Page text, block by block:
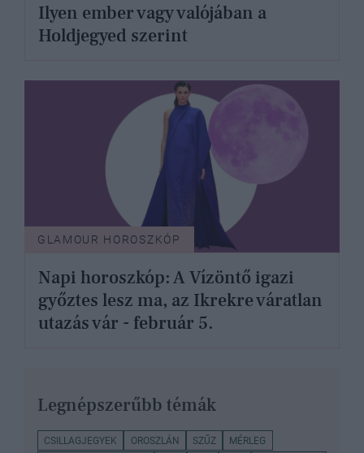
Ilyen ember vagy valójában a
Holdjegyed szerint
GLAMOUR HOROSZKÓP
Napi horoszkóp: A Vízöntő igazi
győztes lesz ma, az Ikrekre váratlan
utazás vár - február 5.
Legnépszerűbb témák
CSILLAGJEGYEK OROSZLÁN SZŰZ MÉRLEG